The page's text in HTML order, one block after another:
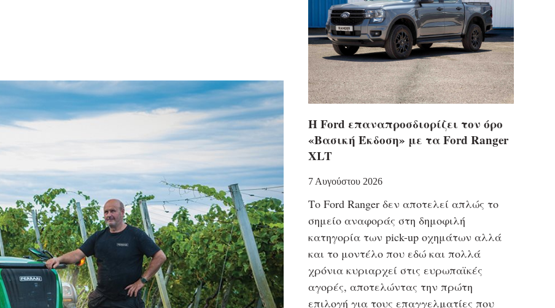
Η Ford επαναπροσδιορίζει τον όρο
«Βασική Έκδοση» με τα Ford Ranger
XLT
7 Αυγούστου 2026
Το Ford Ranger δεν αποτελεί απλώς το
σημείο αναφοράς στη δημοφιλή
κατηγορία των pick-up οχημάτων αλλά
και το μοντέλο που εδώ και πολλά
χρόνια κυριαρχεί στις ευρωπαϊκές
αγορές, αποτελώντας την πρώτη
επιλογή για τους επαγγελματίες που